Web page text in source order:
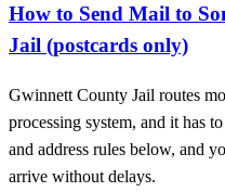
How to Send Mail to
Jail (postcards only)
Gwinnett County Jail routes
processing system, and it has
and address rules below, and
arrive without delays.